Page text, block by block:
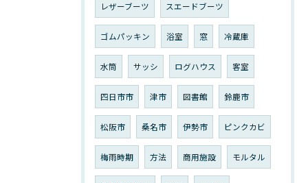
レザーブーツ スエードブーツ
ゴムパッキン 浴室 窓 冷蔵庫
水筒 サッシ ログハウス 客室
四日市市 津市 図書館 鈴鹿市
松阪市 桑名市 伊勢市 ピンクカビ
梅雨時期 方法 商用施設 モルタル